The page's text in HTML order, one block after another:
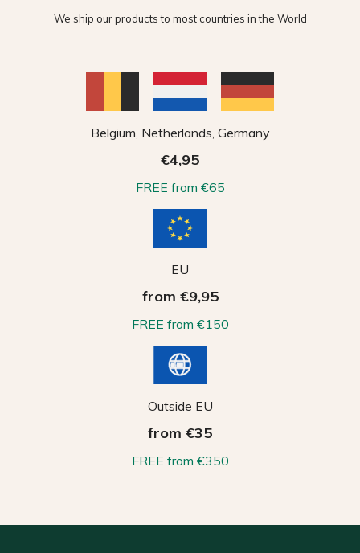
We ship our products to most countries in the World
Belgium, Netherlands, Germany
€4,95
FREE from €65
EU
from €9,95
FREE from €150
Outside EU
from €35
FREE from €350